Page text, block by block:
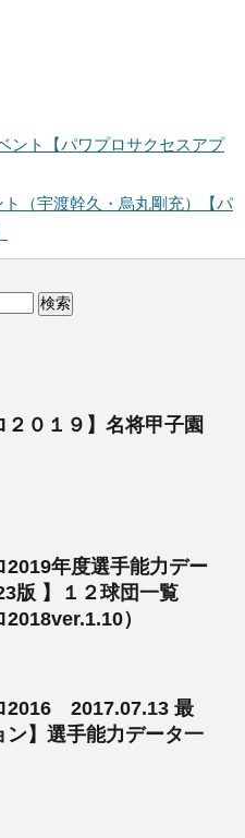
ント【パワプロサクセスアプ
（宇渡幹久・烏丸剛充）【パ
２０１９】名将甲子園
2019年度選手能力デー
版 】１２球団一覧
2018ver.1.10）
2016 2017.07.13 最
ン】選手能力データ一